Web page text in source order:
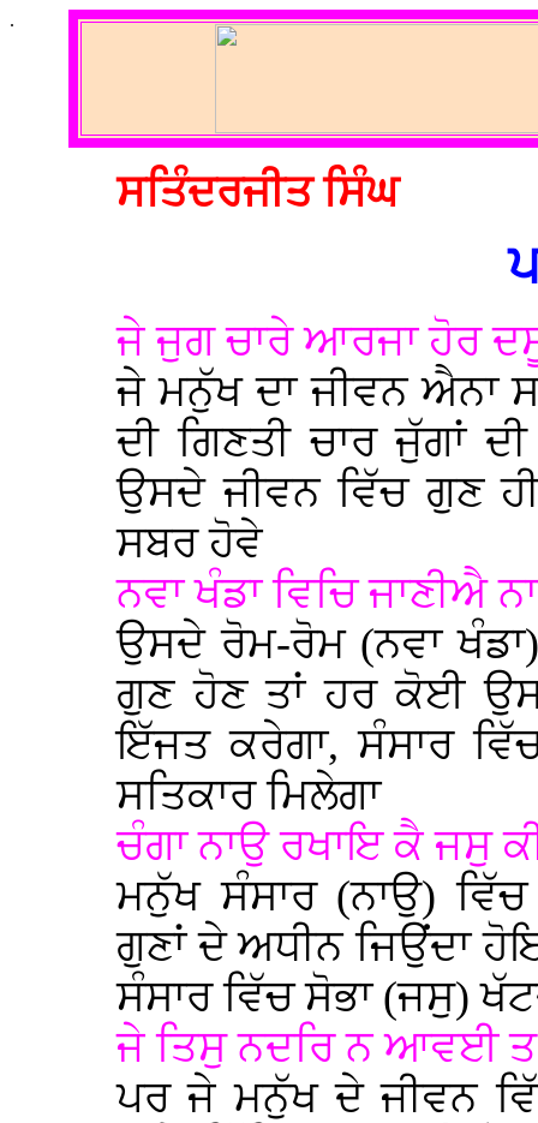
.
ਸਤਿੰਦਰਜੀਤ ਸਿੰਘ
ਜੇ ਜੁਗ ਚਾਰੇ ਆਰਜਾ ਹੋਰ
ਜੇ ਮਨੁੱਖ ਦਾ ਜੀਵਨ ਐਨਾ
ਦੀ ਗਿਣਤੀ ਚਾਰ ਜੁੱਗਾਂ
ਉਸਦੇ ਜੀਵਨ ਵਿੱਚ ਗੁਣ
ਸਬਰ ਹੋਵੇ
ਨਵਾ ਖੰਡਾ ਵਿਚਿ ਜਾਣੀਐ
ਉਸਦੇ ਰੋਮ-ਰੋਮ (ਨਵਾ
ਗੁਣ ਹੋਣ ਤਾਂ ਹਰ ਕੋਈ ਉਸ
ਇੱਜਤ ਕਰੇਗਾ, ਸੰਸਾਰ
ਸਤਿਕਾਰ ਮਿਲੇਗਾ
ਚੰਗਾ ਨਾਉ ਰਖਾਇ ਕੈ ਜਸੁ
ਮਨੁੱਖ ਸੰਸਾਰ (ਨਾਉ)
ਗੁਣਾਂ ਦੇ ਅਧੀਨ ਜਿਉਂਦਾ
ਸੰਸਾਰ ਵਿੱਚ ਸੋਭਾ (ਜਸੁ)
ਜੇ ਤਿਸੁ ਨਦਰਿ ਨ ਆਵਈ
ਪਰ ਜੇ ਮਨੁੱਖ ਦੇ ਜੀਵਨ